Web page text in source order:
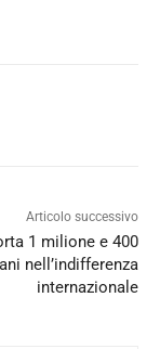
Articolo successivo
1 milione e 400
nell’indifferenza
internazionale